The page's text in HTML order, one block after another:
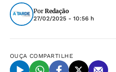
Por Redação
27/02/2025 - 10:56 h
OUÇA COMPARTILHE